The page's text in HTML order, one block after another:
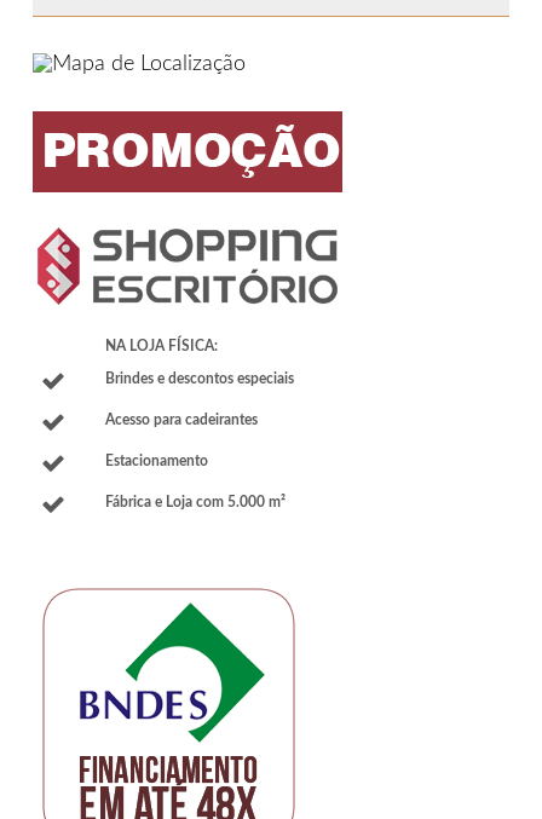
NA LOJA FÍSICA:
Brindes e descontos especiais
Acesso para cadeirantes
Estacionamento
Fábrica e Loja com 5.000 m²